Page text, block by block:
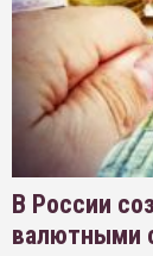
В России
валютными